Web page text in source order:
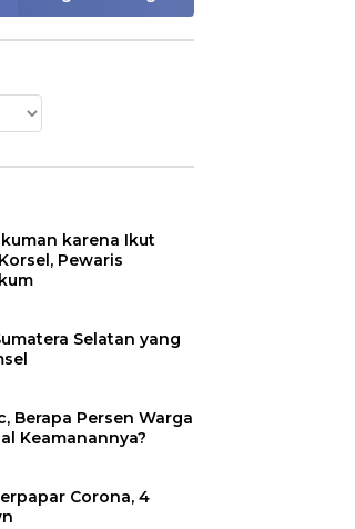
karena Ikut
Pewaris
Selatan yang
Berapa Persen Warga
Keamanannya?
Corona, 4